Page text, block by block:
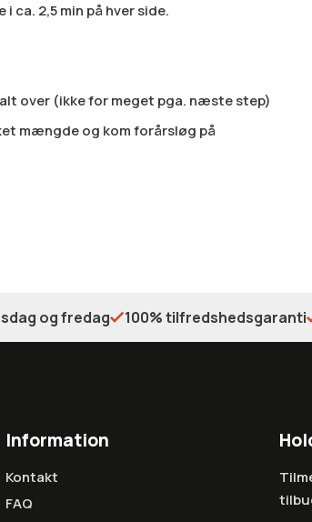
ca. 2,5 min på hver side.
over (ikke for meget pga. næste step)
mængde og kom forårsløg på
og fredag 100% tilfredshedsgaranti
Information
Kontakt
FAQ